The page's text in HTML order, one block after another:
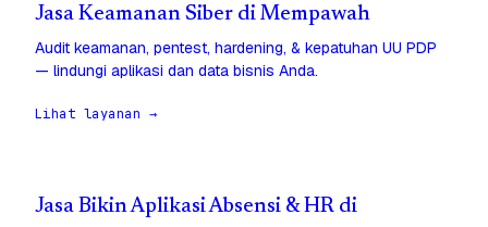
Jasa Keamanan Siber di Mempawah
Audit keamanan, pentest, hardening, & kepatuhan UU PDP
— lindungi aplikasi dan data bisnis Anda.
Lihat layanan →
Jasa Bikin Aplikasi Absensi & HR di